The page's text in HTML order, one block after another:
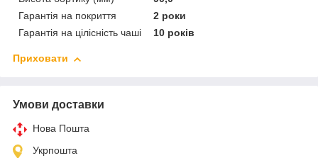
Гарантія на покриття
2 роки
Гарантія на цілісність чаші
10 років
Приховати
Умови доставки
Нова Пошта
Укрпошта